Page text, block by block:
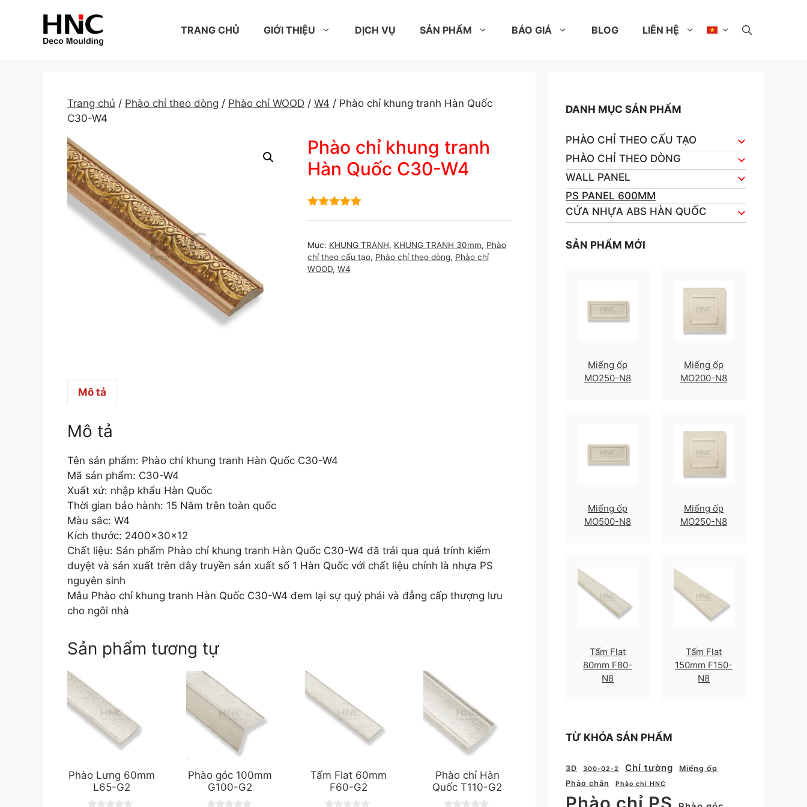
TRANG CHỦ GIỚI THIỆU DỊCH VỤ SẢN PHẨM BÁO GIÁ BLOG LIÊN HỆ
Trang chủ / Phào chỉ theo dòng / Phào chỉ WOOD / W4 / Phào chỉ khung tranh Hàn Quốc
C30-W4
Phào chỉ khung tranh
Hàn Quốc C30-W4
Mục: KHUNG TRANH, KHUNG TRANH 30mm, Phào
chỉ theo cấu tạo, Phào chỉ theo dòng, Phào chỉ
WOOD, W4
Mô tả
Mô tả
Tên sản phẩm: Phào chỉ khung tranh Hàn Quốc C30-W4
Mã sản phẩm: C30-W4
Xuất xứ: nhập khẩu Hàn Quốc
Thời gian bảo hành: 15 Năm trên toàn quốc
Màu sắc: W4
Kích thước: 2400x30x12
Chất liệu: Sản phẩm Phào chỉ khung tranh Hàn Quốc C30-W4 đã trải qua quá trính kiểm
duyệt và sản xuất trên dây truyền sản xuất số 1 Hàn Quốc với chất liệu chính là nhựa PS
nguyên sinh
Mẫu Phào chỉ khung tranh Hàn Quốc C30-W4 đem lại sự quý phái và đẳng cấp thượng lưu
cho ngôi nhà
Sản phẩm tương tự
Phào Lưng 60mm
L65-G2
Phào góc 100mm
G100-G2
Tấm Flat 60mm
F60-G2
Phào chỉ Hàn
Quốc T110-G2
DANH MỤC SẢN PHẨM
PHÀO CHỈ THEO CẤU TẠO
PHÀO CHỈ THEO DÒNG
WALL PANEL
PS PANEL 600MM
CỬA NHỰA ABS HÀN QUỐC
SẢN PHẨM MỚI
Miếng ốp
MO250-N8
Miếng ốp
MO200-N8
Miếng ốp
MO500-N8
Miếng ốp
MO250-N8
Tấm Flat
80mm F80-
N8
Tấm Flat
150mm F150-
N8
TỪ KHÓA SẢN PHẨM
3D 300-02-2 Chỉ tường
Miếng ốp
Phào chân
Phào chỉ HNC